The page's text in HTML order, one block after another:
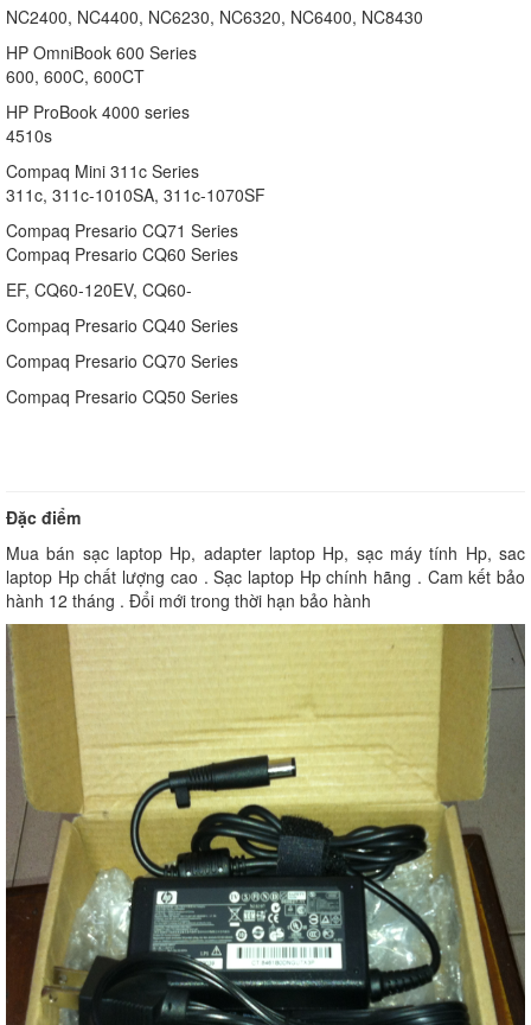
NC2400, NC4400, NC6230, NC6320, NC6400, NC8430
HP OmniBook 600 Series
600, 600C, 600CT
HP ProBook 4000 series
4510s
Compaq Mini 311c Series
311c, 311c-1010SA, 311c-1070SF
Compaq Presario CQ71 Series
Compaq Presario CQ60 Series
EF, CQ60-120EV, CQ60-
Compaq Presario CQ40 Series
Compaq Presario CQ70 Series
Compaq Presario CQ50 Series
Đặc điểm
Mua bán sạc laptop Hp, adapter laptop Hp, sạc máy tính Hp, sac
laptop Hp chất lượng cao . Sạc laptop Hp chính hãng . Cam kết bảo
hành 12 tháng . Đổi mới trong thời hạn bảo hành